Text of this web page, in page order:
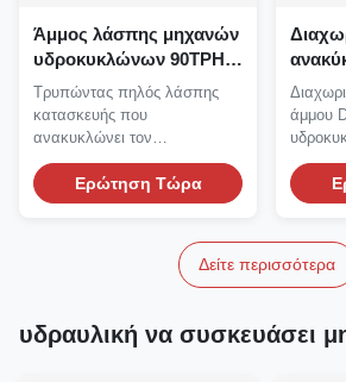
Άμμος λάσπης μηχανών
υδροκυκλώνων 90TPH
Desander που χωρίζει
τη μηχανή
Τρυπώντας πηλός λάσπης
κατασκευής που
ανακυκλώνει τον
υδροκυκλώνα εξοπλισμού
Desanding Εξοπλισμός...
Ερώτηση Τώρα
80TPH
άμμου
Δείτε περισσότερα
υδραυλική να συσκευάσει